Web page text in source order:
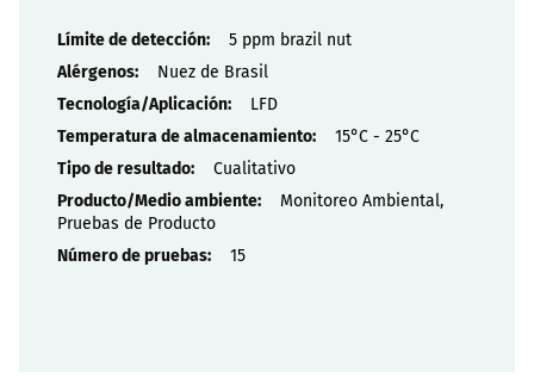
Propiedades
5 ppm brazil nut
Nuez de Brasil
LFD
15°C - 25°C
Cualitativo
Monitoreo Ambiental,
Pruebas de Producto
15